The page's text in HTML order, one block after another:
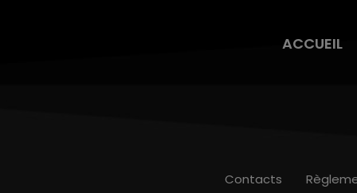
ACCUEIL
Contacts